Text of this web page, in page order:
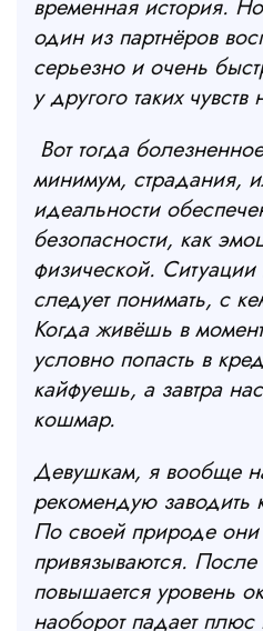
временная история.
один из партнёров
серьезно и очень
у другого таких чувств
Вот тогда
минимум, страдания,
идеальности
безопасности, как
физической.
следует понимать, с
Когда живёшь в
условно попасть в
кайфуешь, а завтра
кошмар.
Девушкам, я вообще
рекомендую заводить
По своей природе
привязываются.
повышается уровень
наоборот падает